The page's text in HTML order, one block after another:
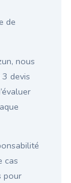
de
nous
devis
cas
pour